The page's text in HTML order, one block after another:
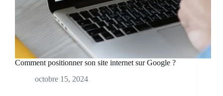
Comment positionner son site internet sur Google ?
octobre 15, 2024